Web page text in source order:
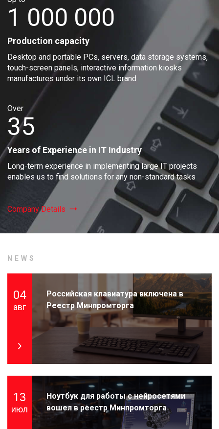
1 000 000
Production capacity
Desktop and portable PCs, servers, data storage systems,
touch-screen panels, interactive information kiosks
manufactures under its own ICL brand
Over
35
Years of Experience in IT Industry
Long-term experience in implementing large IT projects
enables us to find solutions for any non-standard tasks
Company Details
NEWS
04
авг
Российская клавиатура включена в
Реестр Минпромторга
13
июл
Ноутбук для работы с нейросетями
вошел в реестр Минпромторга